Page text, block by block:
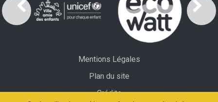
Mentions Légales
Plan du site
Crédits